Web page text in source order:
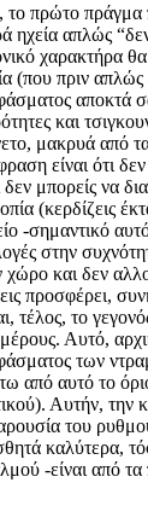
το πρώτο
ηχεία απλώς
χαρακτήρα
(που πριν
αποκτά
και
μακρυά από
είναι ότι
μπορείς να
(κερδίζεις
-σημαντικό
στην
και δεν
προσφέρει,
τέλος, το
Αυτό,
των
από αυτό το
Αυτήν, την
του
καλύτερα,
-είναι από